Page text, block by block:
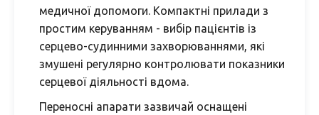
медичної допомоги. Компактні прилади з
простим керуванням - вибір пацієнтів із
серцево-судинними захворюваннями, які
змушені регулярно контролювати показники
серцевої діяльності вдома.
Переносні апарати зазвичай оснащені